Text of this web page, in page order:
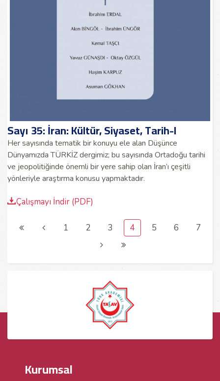
Sayı 35: İran: Kültür, Siyaset, Tarih-I
Her sayısında tematik bir konuyu ele alan Düşünce
Dünyamızda TÜRKİZ dergimiz; bu sayısında Ortadoğu tarihi
ve jeopolitiğinde önemli bir yere sahip olan İran’ı çeşitli
yönleriyle araştırma konusu yapmaktadır.
Çalışmayı İndir (PDF)
1 2 3 4 5 6 7
Kurumsal